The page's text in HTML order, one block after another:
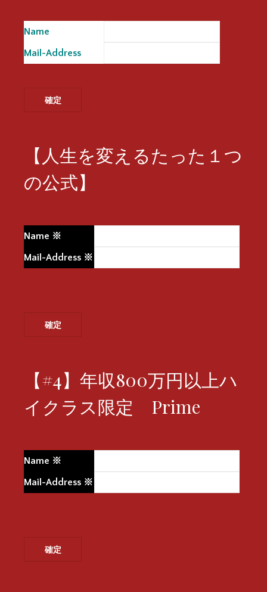
Name
Mail-Address
【人生を変えるたった１つ
の公式】
Name ※
Mail-Address ※
【#4】年収800万円以上ハ
イクラス限定 Prime
Name ※
Mail-Address ※